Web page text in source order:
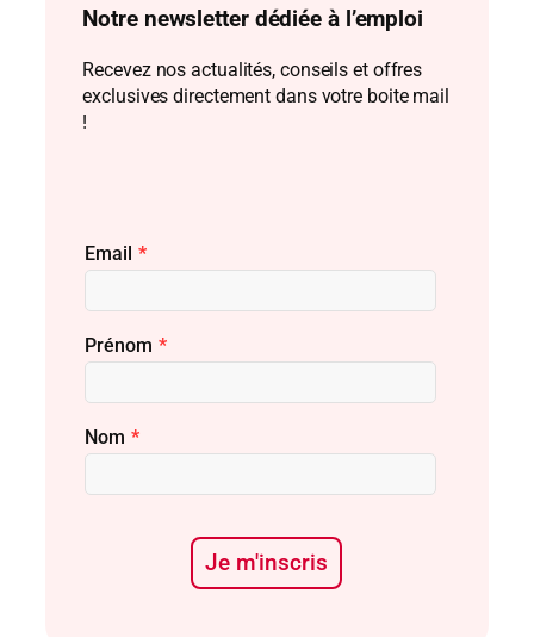
Notre newsletter dédiée à l’emploi
Recevez nos actualités, conseils et offres
exclusives directement dans votre boite mail
!
Email *
Prénom *
Nom *